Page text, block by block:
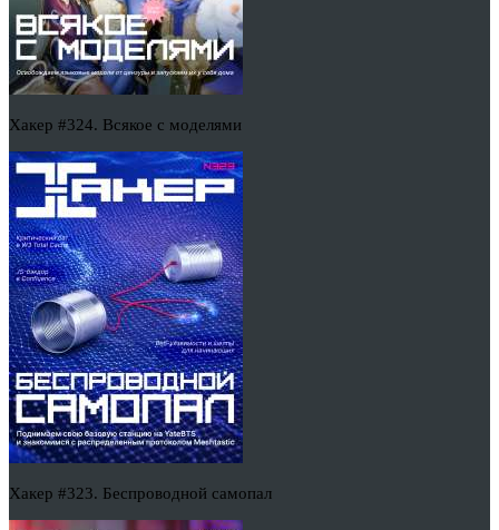
Хакер #324. Всякое с моделями
Хакер #323. Беспроводной самопал